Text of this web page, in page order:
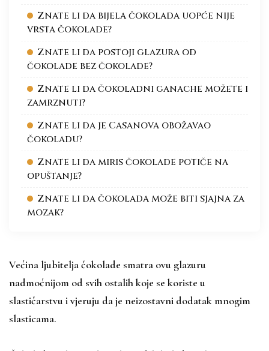
Znate li da bijela čokolada uopće nije
vrsta čokolade?
Znate li da postoji glazura od
čokolade bez čokolade?
Znate li da čokoladni ganache možete i
zamrznuti?
Znate li da je Casanova obožavao
čokoladu?
Znate li da miris čokolade potiče na
opuštanje?
Znate li da čokolada može biti sjajna za
mozak?
Većina ljubitelja čokolade smatra ovu glazuru
nadmoćnijom od svih ostalih koje se koriste u
slastičarstvu i vjeruju da je neizostavni dodatak mnogim
slasticama.